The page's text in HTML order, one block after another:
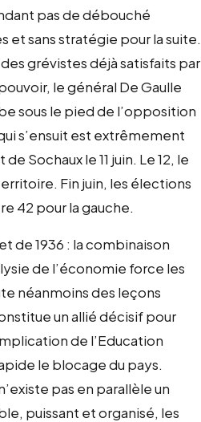
pas de débouché
sans stratégie pour la suite.
grévistes déjà satisfaits par
le général De Gaulle
sous le pied de l’opposition
s’ensuit est extrêmement
Sochaux le 11 juin. Le 12, le
Fin juin, les élections
42 pour la gauche.
de 1936 : la combinaison
de l’économie force les
néanmoins des leçons
un allié décisif pour
de l’Education
le blocage du pays.
pas en parallèle un
puissant et organisé, les